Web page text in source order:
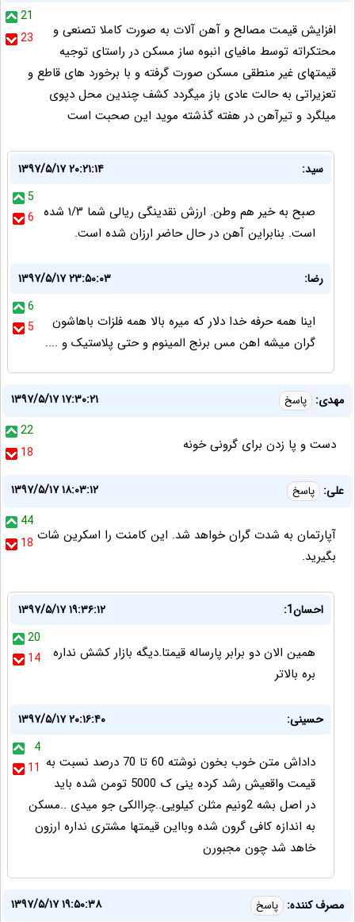
21
23
افزایش قیمت مصالح و آهن آلات به صورت کاملا تصنعی و
محتکراته توسط مافیای انبوه ساز مسکن در راستای توجیه
قیمتهای غیر منطقی مسکن صورت گرفته و با برخورد های قاطع و
تعزیراتی به حالت عادی باز میگردد کشف چندین محل دپوی
میلگرد و تیرآهن در هفته گذشته موید این صحبت است
سید:
۱۳۹۷/۵/۱۷ ۲۰:۲۱:۱۴
5
6 صبح به خیر هم وطن. ارزش نقدینگی ریالی شما ۱/۳ شده
است. بنابراین آهن در حال حاضر ارزان شده است.
رضا:
۱۳۹۷/۵/۱۷ ۲۳:۵۰:۰۳
6
5
اینا همه حرفه خدا دلار که میره بالا همه فلزات باهاشون
گران میشه اهن مس برنج المینوم و حتی پلاستیک و ....
مهدی: پاسخ
۱۳۹۷/۵/۱۷ ۱۷:۳۰:۲۱
22
18
دست و پا زدن برای گرونی خونه
علی: پاسخ
۱۳۹۷/۵/۱۷ ۱۸:۰۳:۱۲
44
18 آپارتمان به شدت گران خواهد شد. این کامنت را اسکرین شات
بگیرید.
احسان1:
۱۳۹۷/۵/۱۷ ۱۹:۳۶:۱۲
20
14
همین الان دو برابر پارساله قیمتا.دیگه بازار کشش نداره
بره بالاتر
حسینی:
۱۳۹۷/۵/۱۷ ۲۰:۱۶:۴۰
4
11 داداش متن خوب بخون نوشته 60 تا 70 درصد نسبت به
قیمت واقعیش رشد کرده ینی ک 5000 تومن شده باید
در اصل بشه 2ونیم مثلن کیلویی..چراالکی جو میدی ..مسکن
به اندازه کافی گرون شده وبااین قیمتها مشتری نداره ارزون
خاهد شد چون مجبورن
مصرف کننده: پاسخ
۱۳۹۷/۵/۱۷ ۱۹:۵۰:۳۸